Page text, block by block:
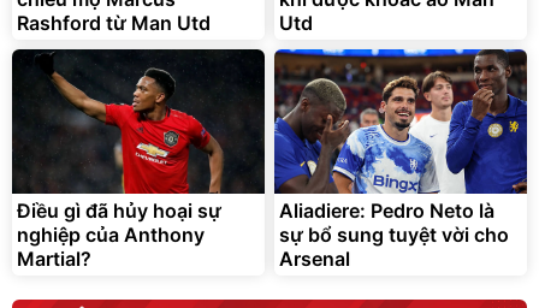
Rashford từ Man Utd
Utd
Điều gì đã hủy hoại sự
nghiệp của Anthony
Martial?
Aliadiere: Pedro Neto là
sự bổ sung tuyệt vời cho
Arsenal